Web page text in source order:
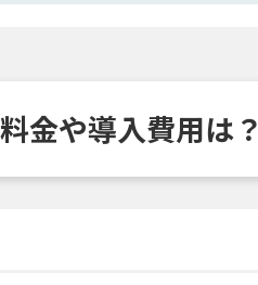
金や導入費用は？